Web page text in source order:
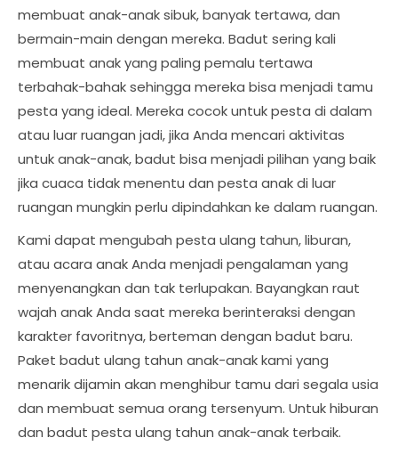
membuat anak-anak sibuk, banyak tertawa, dan
bermain-main dengan mereka. Badut sering kali
membuat anak yang paling pemalu tertawa
terbahak-bahak sehingga mereka bisa menjadi tamu
pesta yang ideal. Mereka cocok untuk pesta di dalam
atau luar ruangan jadi, jika Anda mencari aktivitas
untuk anak-anak, badut bisa menjadi pilihan yang baik
jika cuaca tidak menentu dan pesta anak di luar
ruangan mungkin perlu dipindahkan ke dalam ruangan.
Kami dapat mengubah pesta ulang tahun, liburan,
atau acara anak Anda menjadi pengalaman yang
menyenangkan dan tak terlupakan. Bayangkan raut
wajah anak Anda saat mereka berinteraksi dengan
karakter favoritnya, berteman dengan badut baru.
Paket badut ulang tahun anak-anak kami yang
menarik dijamin akan menghibur tamu dari segala usia
dan membuat semua orang tersenyum. Untuk hiburan
dan badut pesta ulang tahun anak-anak terbaik.